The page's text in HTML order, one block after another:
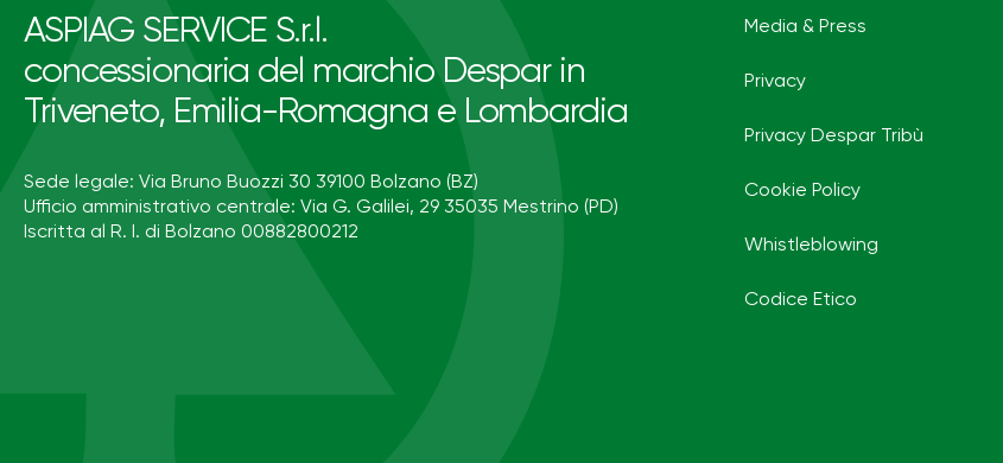
ASPIAG SERVICE S.r.l.
concessionaria del marchio Despar in
Triveneto, Emilia-Romagna e Lombardia
Sede legale: Via Bruno Buozzi 30 39100 Bolzano (BZ)
Ufficio amministrativo centrale: Via G. Galilei, 29 35035 Mestrino (PD)
Iscritta al R. I. di Bolzano 00882800212
Media & Press
Privacy
Privacy Despar Tribù
Cookie Policy
Whistleblowing
Codice Etico